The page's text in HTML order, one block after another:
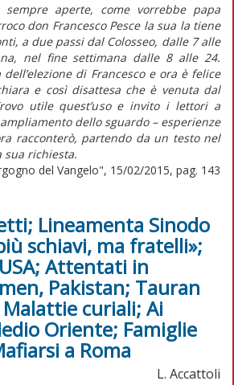
aperte, come vorrebbe papa
don Francesco Pesce la sua la tiene
a due passi dal Colosseo, dalle 7 alle
nel fine settimana dalle 8 alle 24.
di Francesco e ora è felice
e così disattesa che è venuta dal
utile quest’uso e invito i lettori a
dello sguardo – esperienze
racconterò, partendo da un testo nel
sua richiesta.
del Vangelo", 15/02/2015, pag. 143
Lineamenta Sinodo
schiavi, ma fratelli»;
Attentati in
Pakistan; Tauran
curiali; Ai
Oriente; Famiglie
a Roma
L. Accattoli